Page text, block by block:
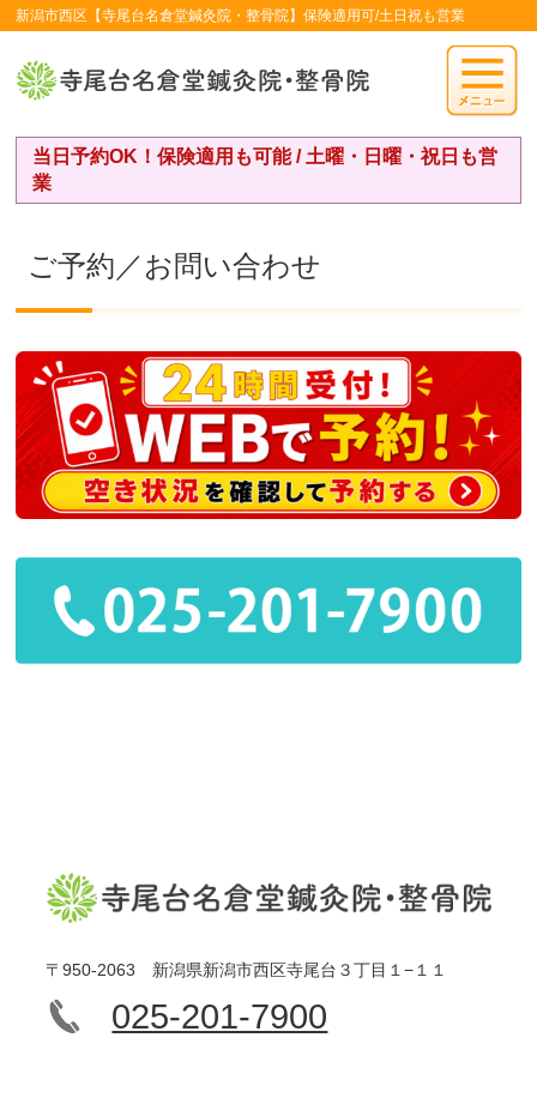
新潟市西区【寺尾台名倉堂鍼灸院・整骨院】保険適用可/土日祝も営業
当日予約OK！保険適用も可能 / 土曜・日曜・祝日も営
業
ご予約／お問い合わせ
〒950-2063 新潟県新潟市西区寺尾台３丁目１−１１
025-201-7900